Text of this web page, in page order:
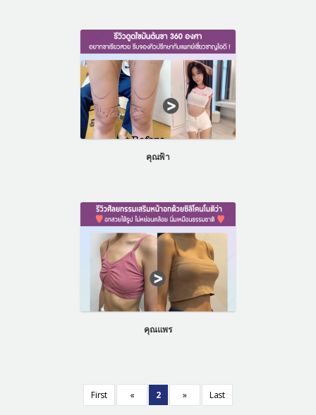
คุณฟ้า
คุณแพร
First « 2 » Last